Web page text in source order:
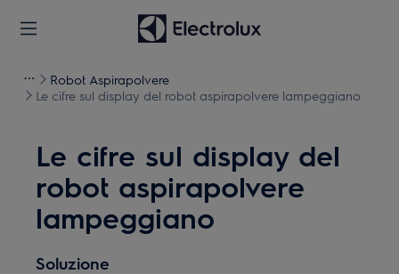
Robot Aspirapolvere
Le cifre sul display del robot aspirapolvere lampeggiano
Le cifre sul display del
robot aspirapolvere
lampeggiano
Soluzione